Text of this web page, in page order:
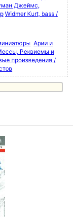
Джеймс,
Widmer Kurt, bass /
Арии и
Реквиемы и
произведения /